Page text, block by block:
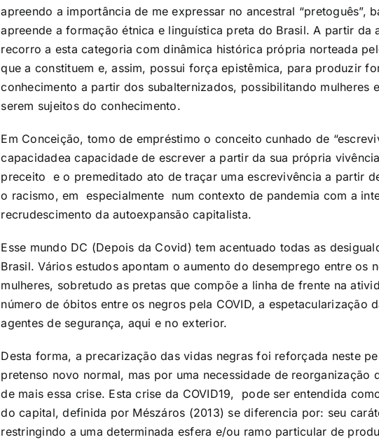
apreendo a importância de me expressar no ancestral “pretoguês”,
apreende a formação étnica e linguística preta do Brasil. A partir da
recorro a esta categoria com dinâmica histórica própria norteada
que a constituem e, assim, possui força epistêmica, para produzir
conhecimento a partir dos subalternizados, possibilitando mulheres
serem sujeitos do conhecimento.
Em Conceição, tomo de empréstimo o conceito cunhado de
capacidadea capacidadede escrever a partir da sua própria
preceito e o premeditado ato de traçar uma escrevivência a partir
o racismo, em especialmente num contexto de pandemia com a
recrudescimento da autoexpansão capitalista.
Esse mundo DC (Depois da Covid) tem acentuado todas as
Brasil. Vários estudos apontam o aumento do desemprego entre os
mulheres, sobretudo as pretas que compõe a linha de frente na
número de óbitos entre os negros pela COVID, a espetacularização
agentes de segurança, aqui e no exterior.
Desta forma, a precarização das vidas negras foi reforçada neste
pretenso novo normal, mas por uma necessidade de reorganização
de mais essa crise. Esta crise da COVID19, pode ser entendida
do capital, definida por Mészáros (2013) se diferencia por: seu
restringindo a uma determinada esfera e/ou ramo particular de